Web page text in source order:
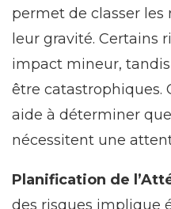
permet de classer
leur gravité. Certains
impact mineur,
être catastrophiques.
aide à déterminer
nécessitent une
Planification de
des risques implique